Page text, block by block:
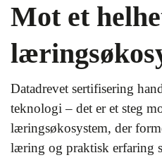
Mot et
Datadrevet sertifisering
teknologi – det er et steg
læringsøkosystem, der
læring og praktisk erfaring